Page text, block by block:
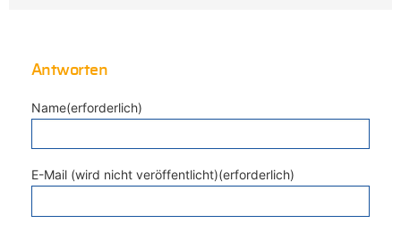
Antworten
Name(erforderlich)
E-Mail (wird nicht veröffentlicht)(erforderlich)